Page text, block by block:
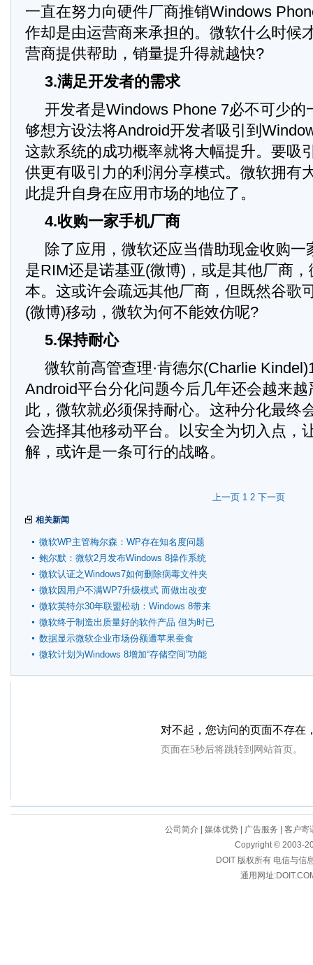
一直在努力向硬件厂商推销Windows
作却是由运营商来承担的。微软什么时候
营商提供帮助，销量提升得就越快?
3.满足开发者的需求
开发者是Windows Phone 7必不可少的
够想方设法将Android开发者吸引到
这款系统的成功概率就将大幅提升。要吸
供更有吸引力的利润分享模式。微软拥有
此提升自身在应用市场的地位了。
4.收购一家手机厂商
除了应用，微软还应当借助现金收购一
是RIM还是诺基亚(微博)，或是其他厂商
本。这或许会疏远其他厂商，但既然谷歌
(微博)移动，微软为何不能效仿呢?
5.保持耐心
微软前高管查理·肯德尔(Charlie
Android平台分化问题今后几年还会越来
此，微软就必须保持耐心。这种分化最终
会选择其他移动平台。以安全为切入点，
解，或许是一条可行的战略。
上一页 1 2 下一页
相关新闻
微软WP主管梅尔森：WP存在知名度问题
鲍尔默：微软2月发布Windows 8操作系统
微软认证之Windows7如何删除病毒文件夹
微软因用户不满WP7升级模式 而做出改变
微软英特尔30年联盟松动：Windows 8带来
变数
微软终于制造出质量好的软件产品 但为时已
晚
数据显示微软企业市场份额遭苹果蚕食
微软计划为Windows 8增加“存储空间”功能
公司简介 媒体优势 广告服务
客户寄
Copyright © 2003-
DOIT 版权所有 电信与信
通用网址